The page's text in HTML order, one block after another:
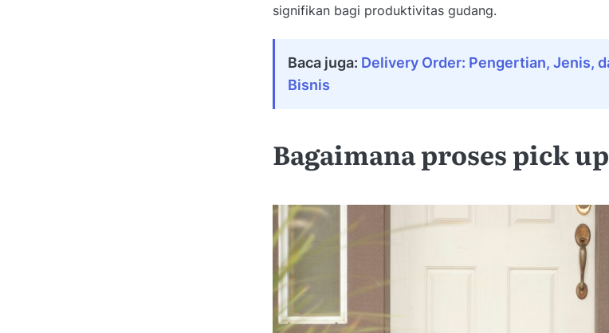
signifikan bagi produktivitas gudang.
Baca juga: Delivery Order: Pengertian, Jenis,
Bisnis
Bagaimana proses pick